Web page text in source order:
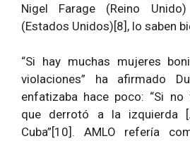
Nigel Farage (Reino
(Estados Unidos)[8], lo saben
“Si hay muchas mujeres
violaciones” ha afirmado
enfatizaba hace poco: “Si no
que derrotó a la izquierda
Cuba”[10]. AMLO refería